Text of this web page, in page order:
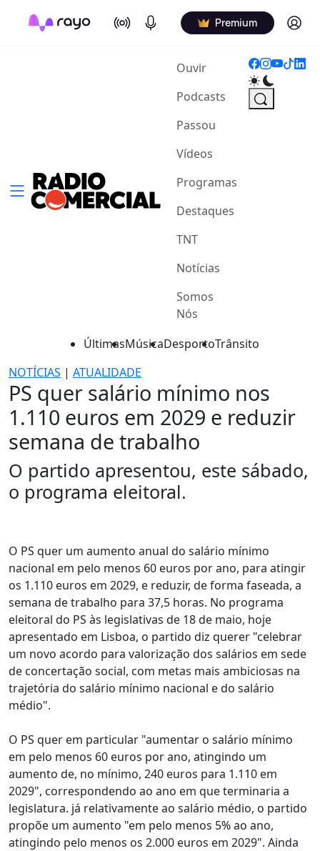
On Air Podcasts Premium Log in
Ouvir(current)
Podcasts
Passou
Vídeos
Programas
Destaques
TNT
Notícias
Somos
Nós
ÚltimasMúsicaDesportoTrânsito
NOTÍCIAS | ATUALIDADE
PS quer salário mínimo nos
1.110 euros em 2029 e reduzir
semana de trabalho
O partido apresentou, este sábado,
o programa eleitoral.
O PS quer um aumento anual do salário mínimo
nacional em pelo menos 60 euros por ano, para atingir
os 1.110 euros em 2029, e reduzir, de forma faseada, a
semana de trabalho para 37,5 horas. No programa
eleitoral do PS às legislativas de 18 de maio, hoje
apresentado em Lisboa, o partido diz querer "celebrar
um novo acordo para valorização dos salários em sede
de concertação social, com metas mais ambiciosas na
trajetória do salário mínimo nacional e do salário
médio".
O PS quer em particular "aumentar o salário mínimo
em pelo menos 60 euros por ano, atingindo um
aumento de, no mínimo, 240 euros para 1.110 em
2029", correspondendo ao ano em que terminaria a
legislatura. já relativamente ao salário médio, o partido
propõe um aumento "em pelo menos 5% ao ano,
atingindo pelo menos os 2.000 euros em 2029". Ainda